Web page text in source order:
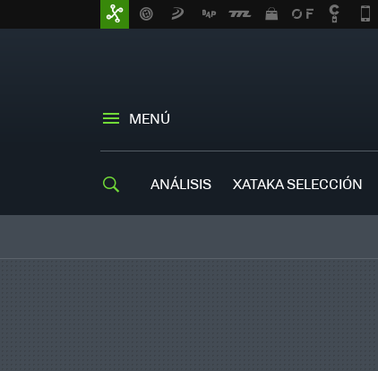
MENÚ
ANÁLISIS XATAKA SELECCIÓN